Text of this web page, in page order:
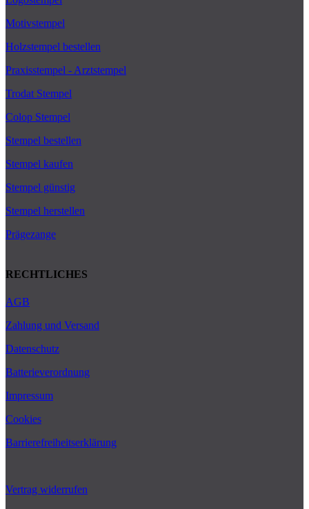
Motivstempel
Holzstempel bestellen
Praxisstempel - Arztstempel
Trodat Stempel
Colop Stempel
Stempel bestellen
Stempel kaufen
Stempel günstig
Stempel herstellen
Prägezange
RECHTLICHES
AGB
Zahlung und Versand
Datenschutz
Batterieverordnung
Impressum
Cookies
Barrierefreiheitserklärung
Vertrag widerrufen